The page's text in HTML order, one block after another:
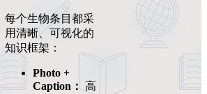
每个生物条目都采
用清晰、可视化的
知识框架：
Photo +
Caption： 高